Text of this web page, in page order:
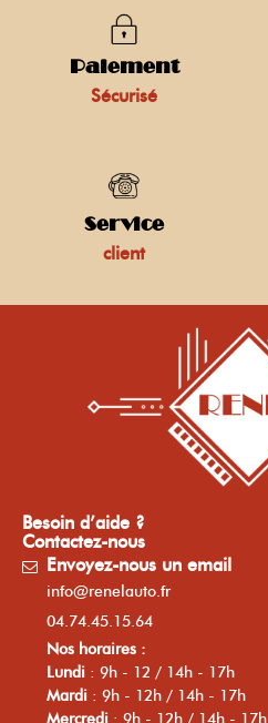
Paiement
Sécurisé
Service
client
Besoin d’aide ?
Contactez-nous
Envoyez-nous un email
info@renelauto.fr
04.74.45.15.64
Nos horaires :
Lundi : 9h - 12 / 14h - 17h
Mardi : 9h - 12h / 14h - 17h